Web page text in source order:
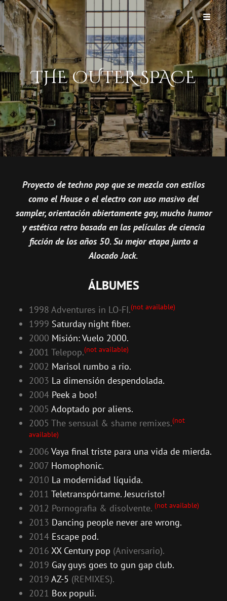
EL QUÉ? PRODUKT
THE OUTER SPACE
Proyecto de techno pop que se mezcla con estilos
como el House o el electro con uso masivo del
sampler, orientación abiertamente gay, mucho humor
y estética retro basada en las películas de ciencia
ficción de los años 50. Su mejor etapa junto a
Alocado Jack.
ÁLBUMES
1998 Adventures in LO-FI.(not available)
1999 Saturday night fiber.
2000 Misión: Vuelo 2000.
2001 Telepop.(not available)
2002 Marisol rumbo a rio.
2003 La dimensión despendolada.
2004 Peek a boo!
2005 Adoptado por aliens.
2005 The sensual & shame remixes.(not
available)
2006 Vaya final triste para una vida de mierda.
2007 Homophonic.
2010 La modernidad líquida.
2011 Teletranspórtame. Jesucristo!
2012 Pornografia & disolvente. (not available)
2013 Dancing people never are wrong.
2014 Escape pod.
2016 XX Century pop (Aniversario).
2019 Gay guys goes to gun gap club.
2019 AZ-5 (REMIXES).
2021 Box populi.